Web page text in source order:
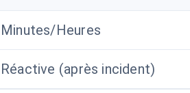
Minutes/Heures
Réactive (après incident)